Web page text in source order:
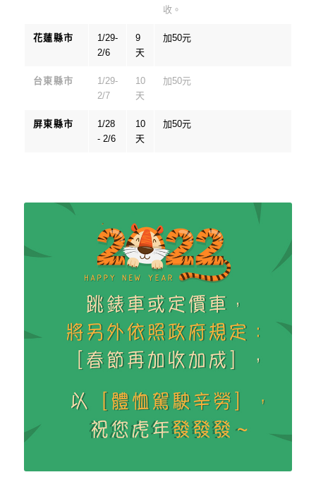
收。
花蓮縣市
1/29-
2/6
9
天
加50元
台東縣市
1/29-
2/7
10
天
加50元
屏東縣市
1/28
- 2/6
10
天
加50元